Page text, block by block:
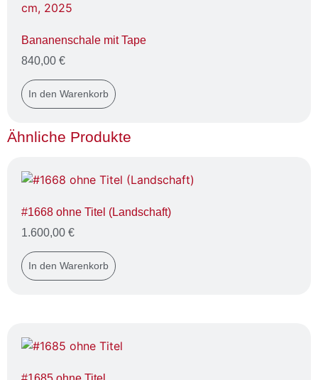
Bananenschale mit Tape
840,00 €
In den Warenkorb
Ähnliche Produkte
#1668 ohne Titel (Landschaft)
1.600,00 €
In den Warenkorb